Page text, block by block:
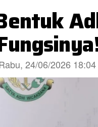
24/06/2026